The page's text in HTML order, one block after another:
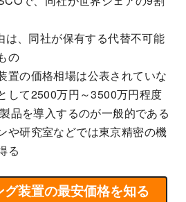
は、同社が保有する代替不可能
の
置の価格相場は公表されていな
して2500万円～3500万円程度
品を導入するのが一般的である
や研究室などでは東京精密の機
る
装置の最安価格を知る